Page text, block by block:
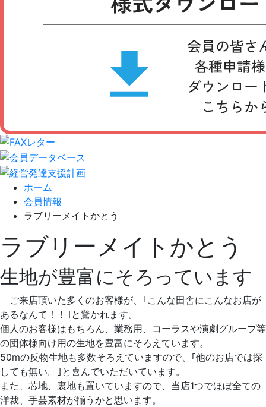
ホーム
会員情報
ラブリーメイトかとう
ラブリーメイトかとう
生地が豊富にそろっています
ご来店頂いた多くのお客様が、｢こんな田舎にこんなお店が
あるなんて！！｣と驚かれます。
個人のお客様はもちろん、業務用、コーラスや演劇グループ等
の団体様向け用の生地を豊富にそろえています。
50mの反物生地も多数そろえていますので、｢他のお店では探
しても無い。｣と喜んでいただいています。
また、芯地、裏地も置いていますので、当店1つでほぼ全ての
洋裁、手芸素材が揃うかと思います。